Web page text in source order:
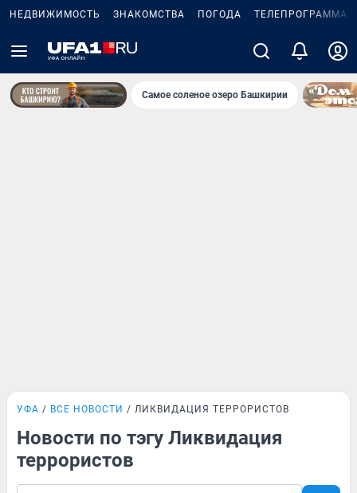
НЕДВИЖИМОСТЬ ЗНАКОМСТВА ПОГОДА ТЕЛЕПРОГРАММА
Самое соленое озеро Башкирии
УФА ВСЕ НОВОСТИ ЛИКВИДАЦИЯ ТЕРРОРИСТОВ
Новости по тэгу Ликвидация
террористов